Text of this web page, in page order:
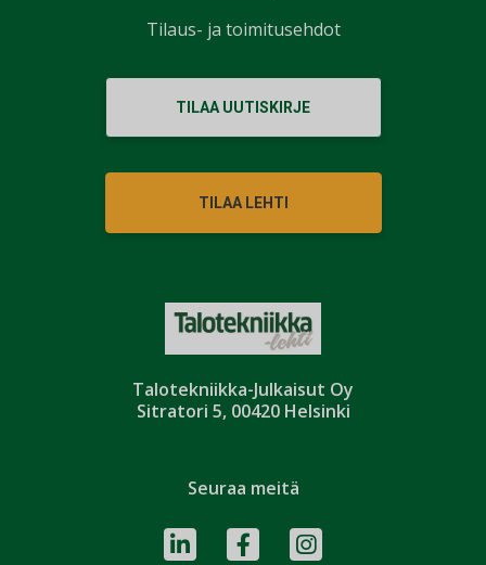
Talotekniikka-Julkaisut Oy
Sitratori 5, 00420 Helsinki
TILAA UUTISKIRJE
TILAA LEHTI
Seuraa meitä
Tilaus- ja toimitusehdot